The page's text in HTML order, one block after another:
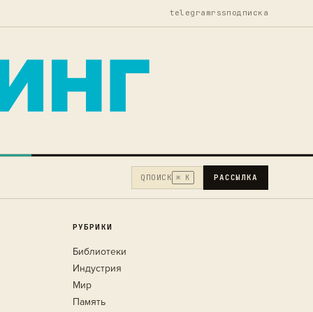
telegramrssподписка
Q ПОИСК ⌘ K РАССЫЛКА
РУБРИКИ
Библиотеки
Индустрия
Мир
Память